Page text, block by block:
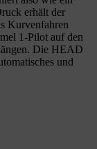
erhält der
Kurvenfahren
1-Pilot auf den
Die HEAD
und